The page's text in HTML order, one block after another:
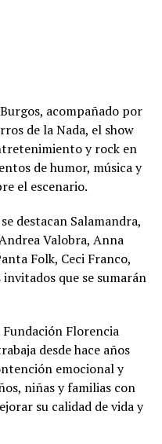
acompañado por
de la Nada, el show
y rock en
de humor, música y
el escenario.
destacan Salamandra,
Valobra, Anna
Folk, Ceci Franco,
que se sumarán
Florencia
desde hace años
emocional y
niñas y familias con
su calidad de vida y